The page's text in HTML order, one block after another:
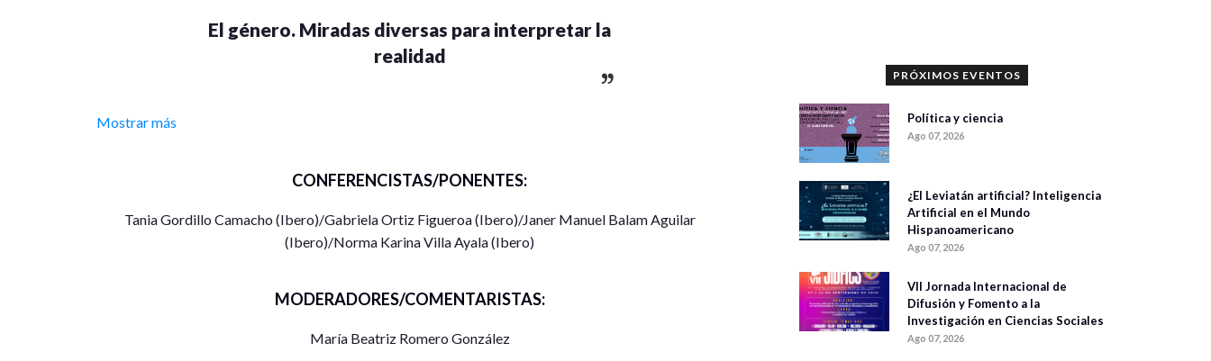
El género. Miradas diversas para interpretar la
realidad
A través de preguntas detonadoras, lxs ponentes reflexionarán sobre el actual abordaje del género en
perspectiva de sus investigaciones.
Ponentes:
políticas públicas y los estudios críticos de género”
Mostrar más
CONFERENCISTAS/PONENTES:
Tania Gordillo Camacho (Ibero)/Gabriela Ortiz Figueroa (Ibero)/Janer Manuel Balam Aguilar
(Ibero)/Norma Karina Villa Ayala (Ibero)
MODERADORES/COMENTARISTAS:
María Beatriz Romero González
PRÓXIMOS EVENTOS
Política y ciencia
Ago 07, 2026
¿El Leviatán artificial? Inteligencia
Artificial en el Mundo
Hispanoamericano
Ago 07, 2026
VII Jornada Internacional de
Difusión y Fomento a la
Investigación en Ciencias Sociales
Ago 07, 2026